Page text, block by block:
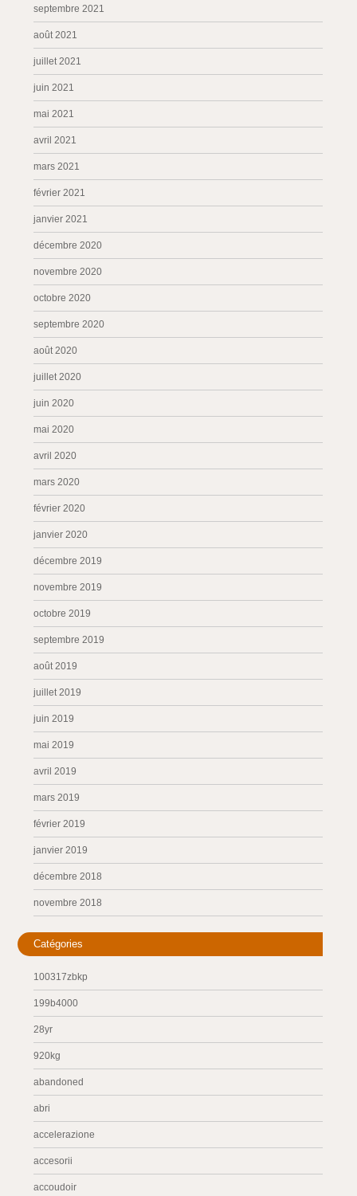
septembre 2021
août 2021
juillet 2021
juin 2021
mai 2021
avril 2021
mars 2021
février 2021
janvier 2021
décembre 2020
novembre 2020
octobre 2020
septembre 2020
août 2020
juillet 2020
juin 2020
mai 2020
avril 2020
mars 2020
février 2020
janvier 2020
décembre 2019
novembre 2019
octobre 2019
septembre 2019
août 2019
juillet 2019
juin 2019
mai 2019
avril 2019
mars 2019
février 2019
janvier 2019
décembre 2018
novembre 2018
Catégories
100317zbkp
199b4000
28yr
920kg
abandoned
abri
accelerazione
accesorii
accoudoir